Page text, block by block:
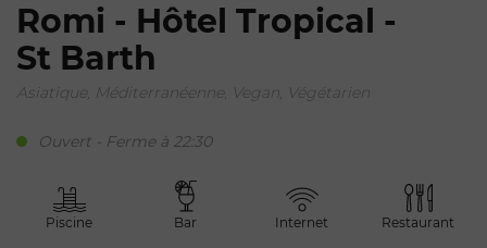
Romi - Hôtel Tropical -
St Barth
Asiatique, Méditerranéenne, Vegan, Végétarien
Ouvert - Ferme à 22:30
Piscine Bar Internet Restaurant